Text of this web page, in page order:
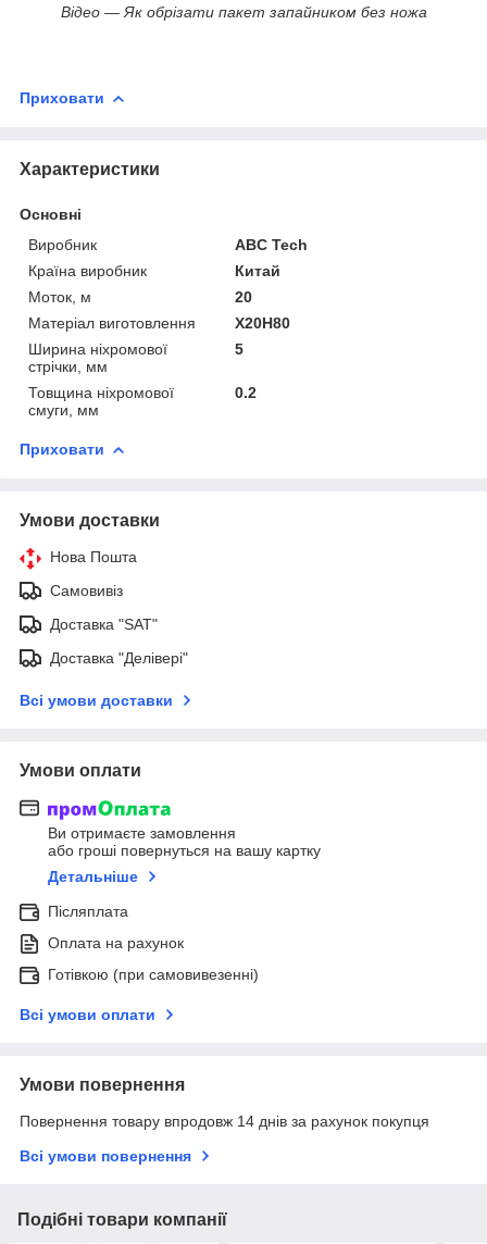
Відео — Як обрізати пакет запайником без ножа
Приховати
Характеристики
Основні
Виробник
ABC Tech
Країна виробник
Китай
Моток, м
20
Матеріал виготовлення
Х20Н80
Ширина ніхромової
стрічки, мм
5
Товщина ніхромової
смуги, мм
0.2
Приховати
Умови доставки
Нова Пошта
Самовивіз
Доставка "SAT"
Доставка "Делівері"
Всі умови доставки
Умови оплати
Ви отримаєте замовлення
або гроші повернуться на вашу картку
Детальніше
Післяплата
Оплата на рахунок
Готівкою (при самовивезенні)
Всі умови оплати
Умови повернення
Повернення товару впродовж 14 днів за рахунок покупця
Всі умови повернення
Подібні товари компанії